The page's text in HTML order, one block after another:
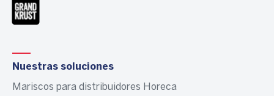
Nuestras soluciones
Mariscos para distribuidores Horeca